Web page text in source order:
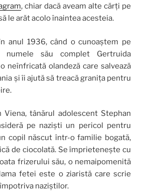
, chiar dacă aveam alte cărți pe
le arăt acolo înaintea acesteia.
anul 1936, când o cunoaștem pe
numele său complet Gertruida
neînfricată olandeză care salvează
și îi ajută să treacă granița pentru
Viena, tânărul adolescent Stephan
pe naziști un pericol pentru
copil născut într-o familie bogată,
de ciocolată. Se împrietenește cu
frizerului său, o nemaipomenită
fetei este o ziaristă care scrie
naziștilor.